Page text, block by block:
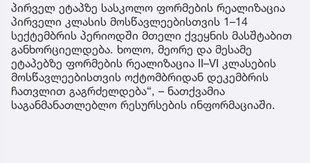
პირველ ეტაპზე სასკოლო ფორმების რეალიზაცია
პირველი კლასის მოსწავლეებისთვის 1–14
სექტემბრის პერიოდში მთელი ქვეყნის მასშტაბით
განხორციელდება. ხოლო, მეორე და მესამე
ეტაპებზე ფორმების რეალიზაცია II–VI კლასების
მოსწავლეებისთვის ოქტომბრიდან დეკემბრის
ჩათვლით გაგრძელდება“, – ნათქვამია
საგანმანათლებლო რესურსების ინფორმაციაში.